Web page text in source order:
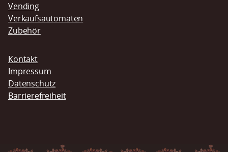
Vending
Verkaufsautomaten
Zubehör
Navigation
überspringen
Kontakt
Impressum
Datenschutz
Barrierefreiheit